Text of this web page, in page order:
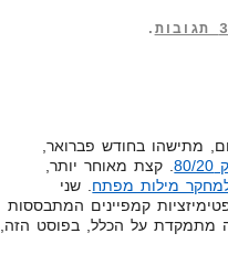
.
מתישהו בחודש פברואר,
. קצת מאוחר יותר,
מילות מפתח . שני
קמפיינים המתבססות
מתמקדת על הכלל, בפוסט הזה,